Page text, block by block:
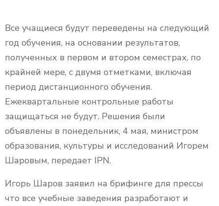
Все учащиеся будут переведены на следующий
год обучения, на основании результатов,
полученных в первом и втором семестрах, по
крайней мере, с двумя отметками, включая
период дистанционного обучения.
Ежеквартальные контрольные работы
защищаться не будут. Решения были
объявлены в понедельник, 4 мая, министром
образования, культуры и исследований Игорем
Шаровым, передает IPN.
Игорь Шаров заявил на брифинге для прессы
что все учебные заведения разработают и